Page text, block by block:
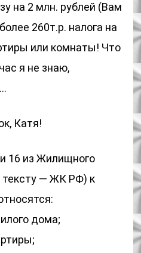
на 2 млн. рублей (Вам
260т.р. налога на
или комнаты! Что
я не знаю,
Катя!
16 из Жилищного
тексту — ЖК РФ) к
дома;